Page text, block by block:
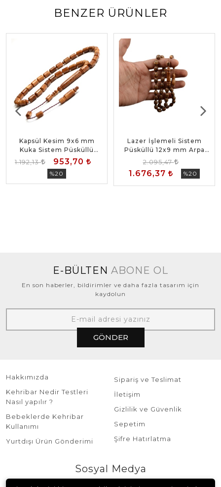
BENZER ÜRÜNLER
Kapsül Kesim 9x6 mm
Kuka Sistem Püsküllü
Tesbih
1.192,13 953,70
%20
Lazer İşlemeli Sistem
Püsküllü 12x9 mm Arpa
Kesim Kuka Tesbih
2.095,47
1.676,37 %20
E-BÜLTEN ABONE OL
En son haberler, bildirimler ve daha fazla tasarım için
kaydolun
GÖNDER
Hakkımızda
Kehribar Nedir Testleri
Nasıl yapılır ?
Bebeklerde Kehribar
Kullanımı
Yurtdışı Ürün Gönderimi
Sipariş ve Teslimat
İletişim
Gizlilik ve Güvenlik
Sepetim
Şifre Hatırlatma
Sosyal Medya